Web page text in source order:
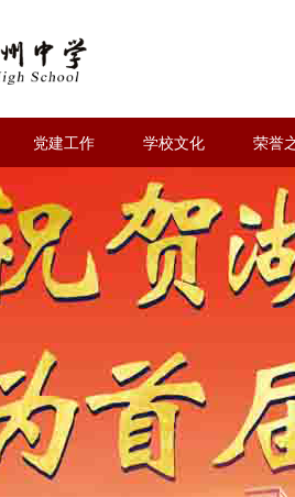
党建工作 学校文化 荣誉